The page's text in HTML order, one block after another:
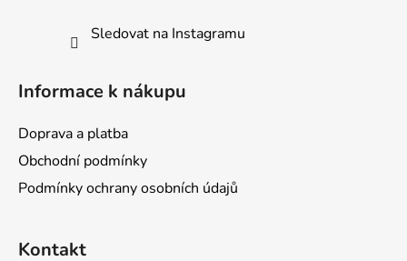
Sledovat na Instagramu
Informace k nákupu
Doprava a platba
Obchodní podmínky
Podmínky ochrany osobních údajů
Kontakt